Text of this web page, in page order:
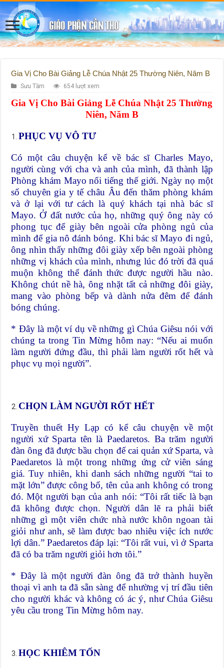
Gia Vị Cho Bài Giảng Lễ Chúa Nhật 25 Thường Niên, Năm B
Sưu Tầm 654 lượt xem
Gia Vị Cho Bài Giảng Lễ Chúa Nhật 25 Thường
Niên, Năm B
PHỤC VỤ VÔ TƯ
Có một câu chuyện kể về bác sĩ Charles Mayo,
người cùng với cha và anh của mình, đã thành lập
Phòng khám Mayo nổi tiếng thế giới. Ngày nọ một
số chuyên gia y tế châu Âu đến thăm phòng khám
và ở lại với tư cách là quý khách tại nhà bác sĩ
Mayo. Ở đất nước của họ, những quý ông này có
phong tục để giày bên ngoài cửa phòng ngủ của
mình để gia nô đánh bóng. Khi bác sĩ Mayo đi ngủ,
ông nhìn thấy những đôi giày xếp bên ngoài phòng
những vị khách của mình, nhưng lúc đó trời đã quá
muộn không thể đánh thức được người hầu nào.
Không chút nề hà, ông nhặt tất cả những đôi giày,
mang vào phòng bếp và dành nửa đêm để đánh
bóng chúng.
* Đây là một ví dụ về những gì Chúa Giêsu nói với
chúng ta trong Tin Mừng hôm nay: “Nếu ai muốn
làm người đứng đầu, thì phải làm người rốt hết và
phục vụ mọi người”.
CHỌN LÀM NGƯỜI RỐT HẾT
Truyền thuết Hy Lạp có kể câu chuyện về một
người xứ Sparta tên là Paedaretos. Ba trăm người
đàn ông đã được bầu chọn để cai quản xứ Sparta, và
Paedaretos là một trong những ứng cử viên sáng
giá. Tuy nhiên, khi danh sách những người “tai to
mặt lớn” được công bố, tên của anh không có trong
đó. Một người bạn của anh nói: “Tôi rất tiếc là bạn
đã không được chọn. Người dân lẽ ra phải biết
những gì một viên chức nhà nước khôn ngoan tài
giỏi như anh, sẽ làm được bao nhiêu việc ích nước
lợi dân.” Paedaretos đáp lại: “Tôi rất vui, vì ở Sparta
đã có ba trăm người giỏi hơn tôi.”
* Đây là một người đàn ông đã trở thành huyền
thoại vì anh ta đã sẵn sàng để nhường vị trí đầu tiên
cho người khác và không có ác ý, như Chúa Giêsu
yêu cầu trong Tin Mừng hôm nay.
HỌC KHIÊM TỐN